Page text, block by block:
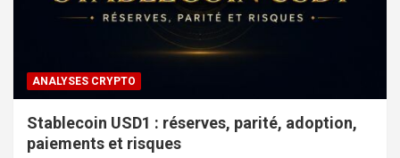
ANALYSES CRYPTO
Stablecoin USD1 : réserves, parité, adoption,
paiements et risques